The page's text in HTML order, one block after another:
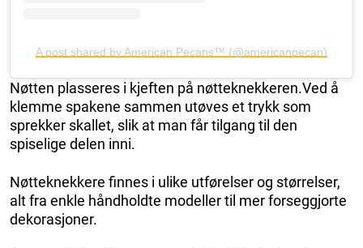
A post shared by American Pecans™ (@americanpecan)
Nøtten plasseres i kjeften på nøtteknekkeren.Ved å
klemme spakene sammen utøves et trykk som
sprekker skallet, slik at man får tilgang til den
spiselige delen inni.
Nøtteknekkere finnes i ulike utførelser og størrelser,
alt fra enkle håndholdte modeller til mer forseggjorte
dekorasjoner.